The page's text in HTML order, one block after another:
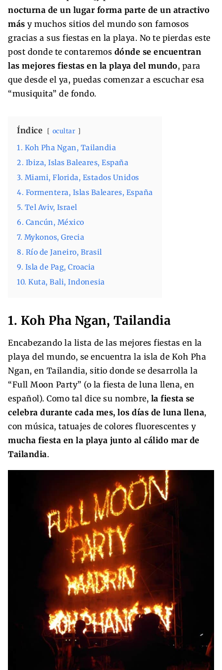
nocturna de un lugar forma parte de un atractivo
más y muchos sitios del mundo son famosos
gracias a sus fiestas en la playa. No te pierdas este
post donde te contaremos dónde se encuentran
las mejores fiestas en la playa del mundo, para
que desde el ya, puedas comenzar a escuchar esa
“musiquita” de fondo.
Índice ocultar
1. Koh Pha Ngan, Tailandia
2. Ibiza, Islas Baleares, España
3. Miami, Florida, Estados Unidos
4. Formentera, Islas Baleares, España
5. Tel Aviv, Israel
6. Cancún, México
7. Mykonos, Grecia
8. Río de Janeiro, Brasil
9. Isla de Pag, Croacia
10. Kuta, Bali, Indonesia
1. Koh Pha Ngan, Tailandia
Encabezando la lista de las mejores fiestas en la
playa del mundo, se encuentra la isla de Koh Pha
Ngan, en Tailandia, sitio donde se desarrolla la
“Full Moon Party” (o la fiesta de luna llena, en
español). Como tal dice su nombre, la fiesta se
celebra durante cada mes, los días de luna llena,
con música, tatuajes de colores fluorescentes y
mucha fiesta en la playa junto al cálido mar de
Tailandia.